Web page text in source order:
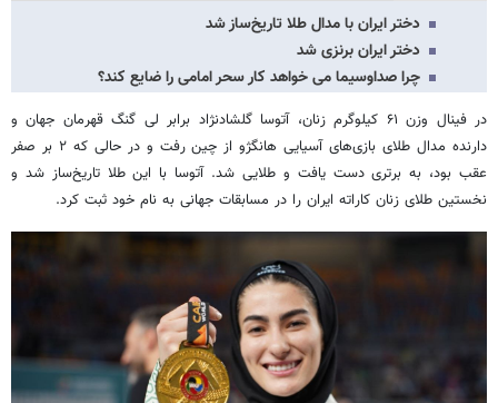
دختر ایران با مدال طلا تاریخ‌ساز شد
دختر ایران برنزی شد
چرا صداوسیما می خواهد کار سحر امامی را ضایع کند؟
در فینال وزن ۶۱ کیلوگرم زنان، آتوسا گلشادنژاد برابر لی گنگ‌ قهرمان جهان و
دارنده مدال طلای بازی‌های آسیایی هانگژو از چین رفت و در حالی که ۲ بر صفر
عقب بود، به برتری دست یافت و طلایی شد. آتوسا با این طلا تاریخ‌ساز شد و
نخستین طلای زنان کاراته ایران را در مسابقات جهانی به نام خود ثبت کرد.